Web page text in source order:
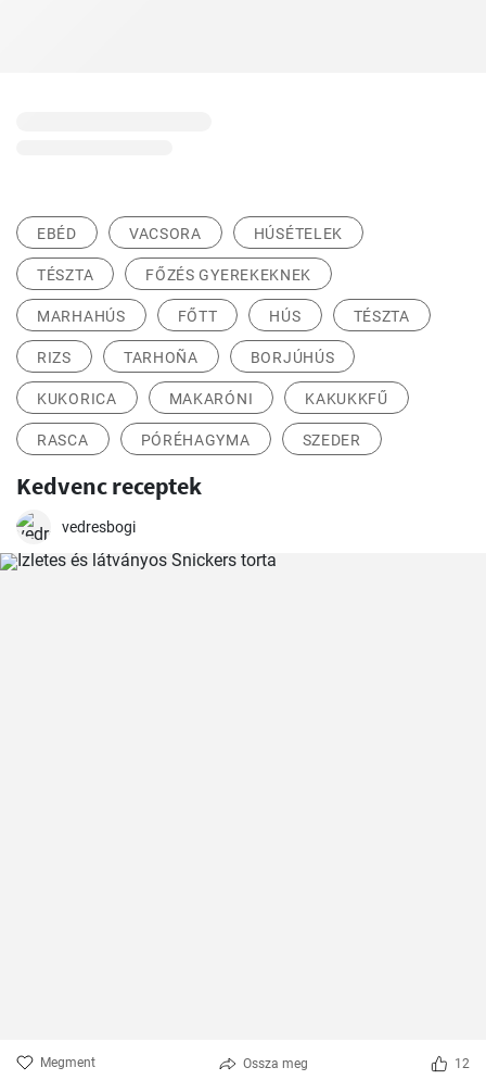
EBÉD VACSORA HÚSÉTELEK
TÉSZTA FŐZÉS GYEREKEKNEK
MARHAHÚS FŐTT HÚS TÉSZTA
RIZS TARHOÑA BORJÚHÚS
KUKORICA MAKARÓNI KAKUKKFŰ
RASCA PÓRÉHAGYMA SZEDER
Kedvenc receptek
vedresbogi
Megment Ossza meg 12